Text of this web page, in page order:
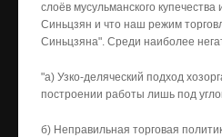
слоёв мусульманского
Синьцзян и что наш режим
Синьцзяна". Среди наиболее
"а) Узко-деляческий подход
построении работы лишь под
б) Неправильная торговая